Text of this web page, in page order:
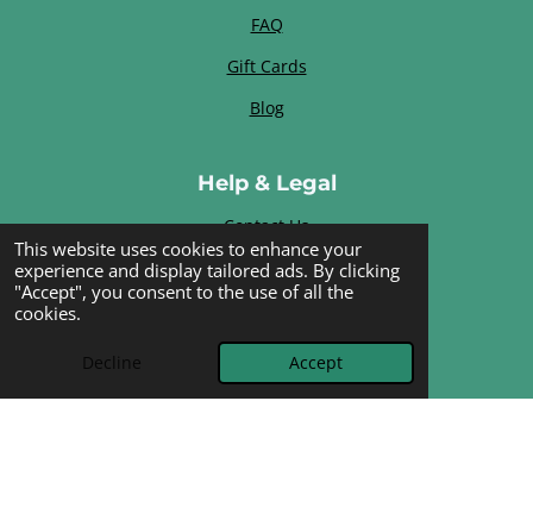
This website uses cookies to enhance your
experience and display tailored ads. By clicking
"Accept", you consent to the use of all the
cookies.
Decline Accept
FAQ
Gift Cards
Blog
Help & Legal
Contact Us
Terms & Conditions
Cookie Policy